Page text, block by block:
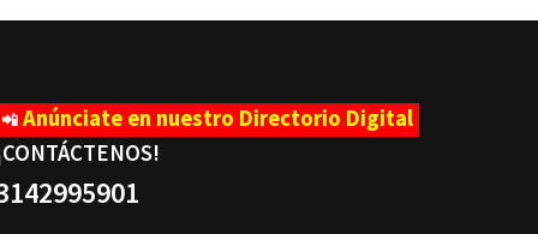
📲 Anúnciate en nuestro Directorio Digital
!